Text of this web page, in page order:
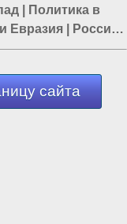
Политика в
Евразия
Россия
сайта